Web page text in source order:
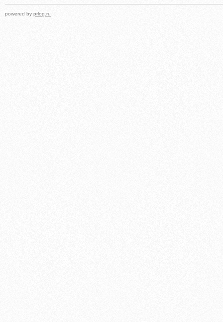
powered by prlog.ru